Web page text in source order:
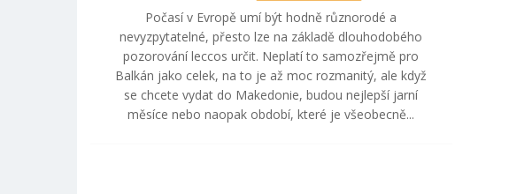
Počasí v Evropě umí být hodně různorodé a
nevyzpytatelné, přesto lze na základě dlouhodobého
pozorování leccos určit. Neplatí to samozřejmě pro
Balkán jako celek, na to je až moc rozmanitý, ale když
se chcete vydat do Makedonie, budou nejlepší jarní
měsíce nebo naopak období, které je všeobecně...